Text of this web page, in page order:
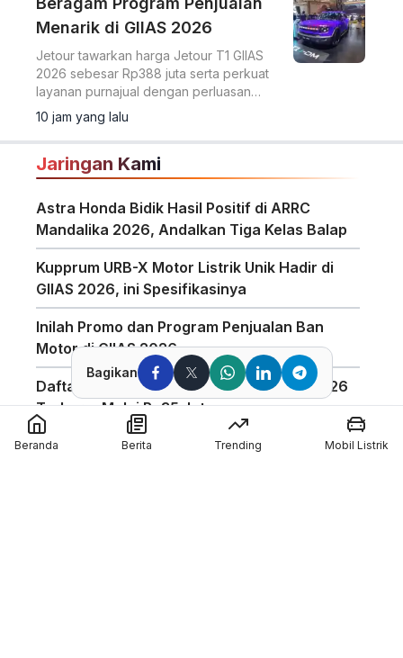
Menarik di GIIAS 2026
Jetour tawarkan harga Jetour T1 GIIAS
2026 sebesar Rp388 juta serta perkuat
layanan purnajual dengan perluasan
jaringan dealer hingga 40 showroom di
GIIAS 2026.
10 jam yang lalu
Jaringan Kami
Astra Honda Bidik Hasil Positif di ARRC
Mandalika 2026, Andalkan Tiga Kelas Balap
Kupprum URB-X Motor Listrik Unik Hadir di
GIIAS 2026, ini Spesifikasinya
Inilah Promo dan Program Penjualan Ban
Motor di GIIAS 2026
Daftar Harga Honda PCX 160 Agustus 2026
Terbaru, Mulai Rp35 Jutaan
Penggunaan Boost Charge ALVA Naik Tajam,
Bagikan
Beranda Berita Trending Mobil Listrik